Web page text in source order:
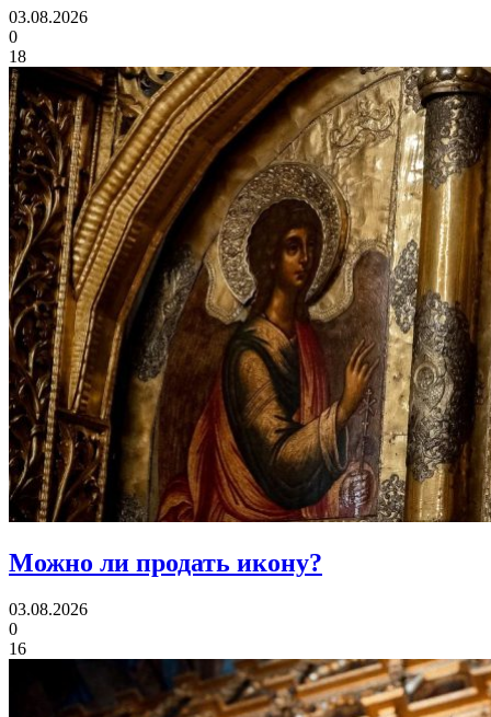
03.08.2026
0
18
Можно ли продать икону?
03.08.2026
0
16